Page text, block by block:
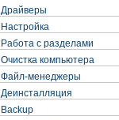
Драйверы
Настройка
Работа с разделами
Очистка компьютера
Файл-менеджеры
Деинсталляция
Backup